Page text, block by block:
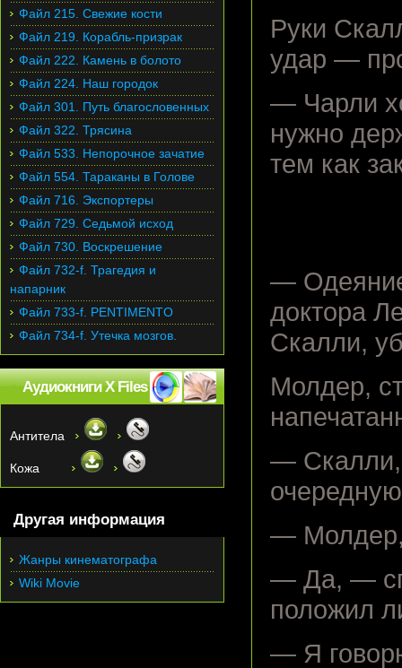
Руки
удар —
— Чарли
нужно
тем как
—
доктора
Скалли,
Молдер,
— Скалли,
—
— Да, —
положил
— Я
Файл 215. Свежие кости
Файл 219. Корабль-призрак
Файл 222. Камень в болото
Файл 224. Наш городок
Файл 301. Путь благословенных
Файл 322. Трясина
Файл 533. Непорочное зачатие
Файл 554. Тараканы в Голове
Файл 716. Экспортеры
Файл 729. Седьмой исход
Файл 730. Воскрешение
Файл 732-f. Трагедия и
напарник
Файл 733-f. PENTIMENTO
Файл 734-f. Утечка мозгов.
Аудиокниги X Files
Антитела
Кожа
Другая информация
Жанры кинематографа
Wiki Movie